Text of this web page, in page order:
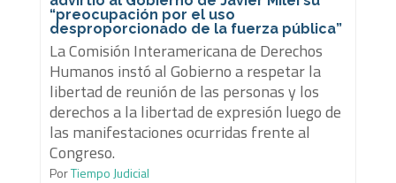
“preocupación por el uso
desproporcionado de la fuerza pública”
La Comisión Interamericana de Derechos
Humanos instó al Gobierno a respetar la
libertad de reunión de las personas y los
derechos a la libertad de expresión luego de
las manifestaciones ocurridas frente al
Congreso.
PorTiempo Judicial